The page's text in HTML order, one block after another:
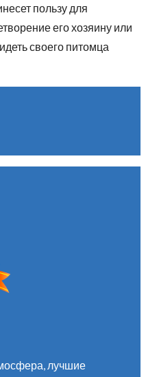
пользу для
его хозяину или
своего питомца
лучшие